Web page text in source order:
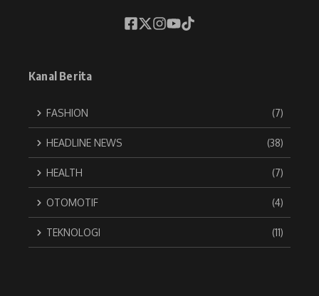
Kanal Berita
FASHION (7)
HEADLINE NEWS (38)
HEALTH (7)
OTOMOTIF (4)
TEKNOLOGI (11)